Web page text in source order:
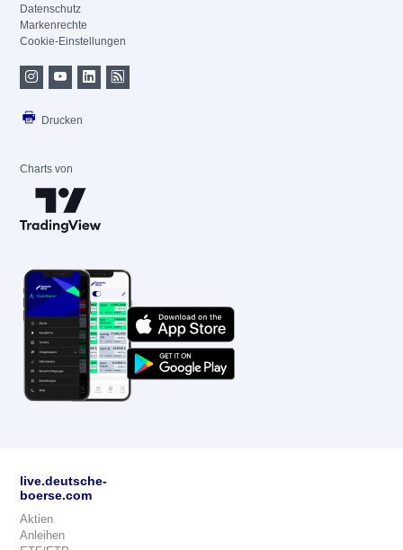
Datenschutz
Markenrechte
Cookie-Einstellungen
Drucken
Charts von
live.deutsche-
boerse.com
Aktien
Anleihen